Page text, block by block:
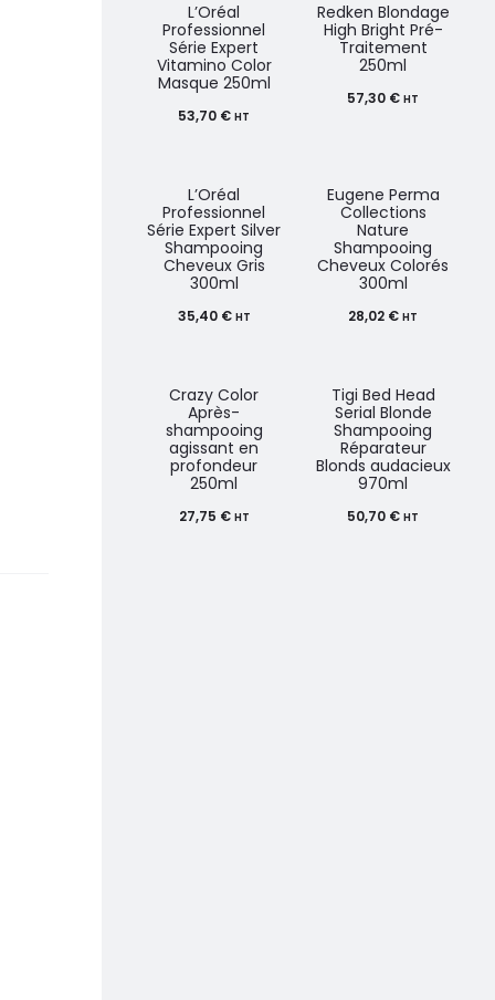
L’Oréal
Professionnel
Série Expert
Vitamino Color
Masque 250ml
53,70 € HT
Redken Blondage
High Bright Pré-
Traitement
250ml
57,30 € HT
L’Oréal
Professionnel
Série Expert Silver
Shampooing
Cheveux Gris
300ml
35,40 € HT
Eugene Perma
Collections
Nature
Shampooing
Cheveux Colorés
300ml
28,02 € HT
Crazy Color
Après-
shampooing
agissant en
profondeur
250ml
27,75 € HT
Tigi Bed Head
Serial Blonde
Shampooing
Réparateur
Blonds audacieux
970ml
50,70 € HT